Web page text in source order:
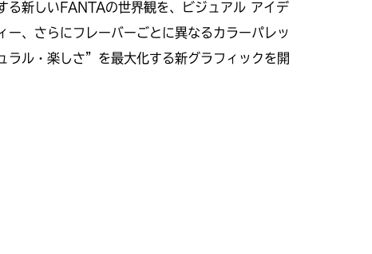
る新しいFANTAの世界観を、ビジュアル アイデ
、さらにフレーバーごとに異なるカラーパレッ
ラル・楽しさ”を最大化する新グラフィックを開